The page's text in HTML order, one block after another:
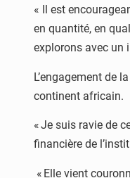
« Il est
en quantité, en
explorons avec un
L’engagement de
continent africain.
« Je suis ravie de
financière de
« Elle vient